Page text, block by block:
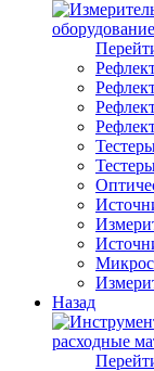
оборудование
Назад
расходные